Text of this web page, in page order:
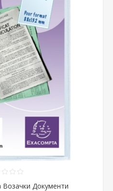
Документи